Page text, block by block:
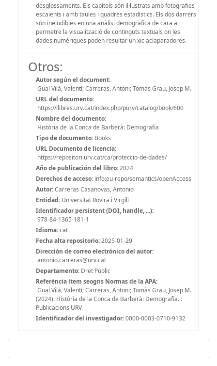
desglossaments. Els capítols són il·lustrats amb fotografies
escaients i amb taules i quadres estadístics. Els dos darrers
són ineludibles en una anàlisi demogràfica de cara a
permetre la visualització de continguts textuals on les
dades numèriques poden resultar un xic aclaparadores.
Otros:
Autor según el document:
Gual Vilà, Valentí; Carreras, Antoni; Tomàs Grau, Josep M.
URL del documento:
https://llibres.urv.cat/index.php/purv/catalog/book/600
Nombre del documento:
Història de la Conca de Barberà: Demografia
Tipo de documento: Books
URL Documento de licencia:
https://repositori.urv.cat/ca/proteccio-de-dades/
Año de publicación del libro:2024
Derechos de acceso: info:eu-repo/semantics/openAccess
Autor:Carreras Casanovas, Antonio
Entidad: Universitat Rovira i Virgili
Identificador persistent (DOI, handle, ...):
978-84-1365-181-1
Idioma:cat
Fecha alta repositorio:2025-01-29
Dirección de correo electrónico del autor:
antonio.carreras@urv.cat
Departamento: Dret Públic
Referència ítem seogns Normas de la APA:
Gual Vilà, Valentí; Carreras, Antoni; Tomàs Grau, Josep M.
(2024). Història de la Conca de Barberà: Demografia. :
Publicacions URV
Identificador del investigador:0000-0003-0710-9132